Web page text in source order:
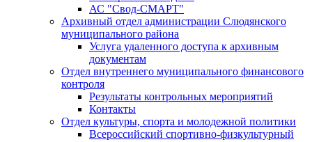
АС "Свод-СМАРТ"
Архивный отдел администрации Слюдянского
муниципального района
Услуга удаленного доступа к архивным
документам
Отдел внутреннего муниципального финансового
контроля
Результаты контрольных мероприятий
Контакты
Отдел культуры, спорта и молодежной политики
Всероссийский спортивно-физкультурный